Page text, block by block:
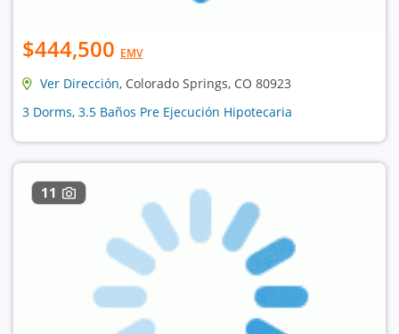
$444,500 EMV
Ver Dirección, Colorado Springs, CO 80923
3 Dorms, 3.5 Baños Pre Ejecución Hipotecaria
11